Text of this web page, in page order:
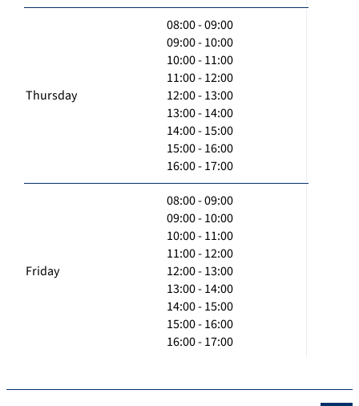
Thursday
08:00 - 09:00
09:00 - 10:00
10:00 - 11:00
11:00 - 12:00
12:00 - 13:00
13:00 - 14:00
14:00 - 15:00
15:00 - 16:00
16:00 - 17:00
Friday
08:00 - 09:00
09:00 - 10:00
10:00 - 11:00
11:00 - 12:00
12:00 - 13:00
13:00 - 14:00
14:00 - 15:00
15:00 - 16:00
16:00 - 17:00